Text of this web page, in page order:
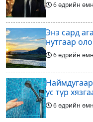
6 өдрийн
Энэ сард
нутгаар
байна
6 өдрийн
ус түр
6 өдрийн